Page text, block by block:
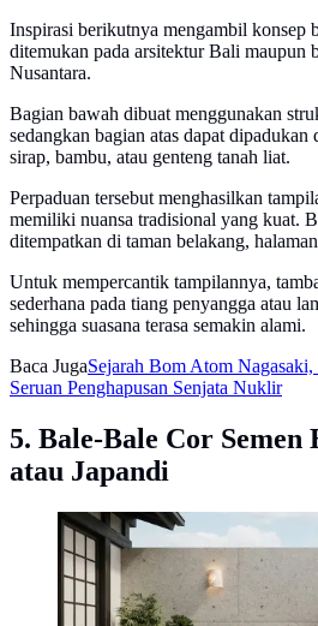
Inspirasi berikutnya mengambil konsep
ditemukan pada arsitektur Bali maupun
Nusantara.
Bagian bawah dibuat menggunakan
sedangkan bagian atas dapat dipadukan
sirap, bambu, atau genteng tanah liat.
Perpaduan tersebut menghasilkan
memiliki nuansa tradisional yang kuat.
ditempatkan di taman belakang,
Untuk mempercantik tampilannya,
sederhana pada tiang penyangga atau
sehingga suasana terasa semakin alami.
Baca JugaSejarah Bom Atom
Seruan Penghapusan Senjata Nuklir
5. Bale-Bale Cor Semen
atau Japandi